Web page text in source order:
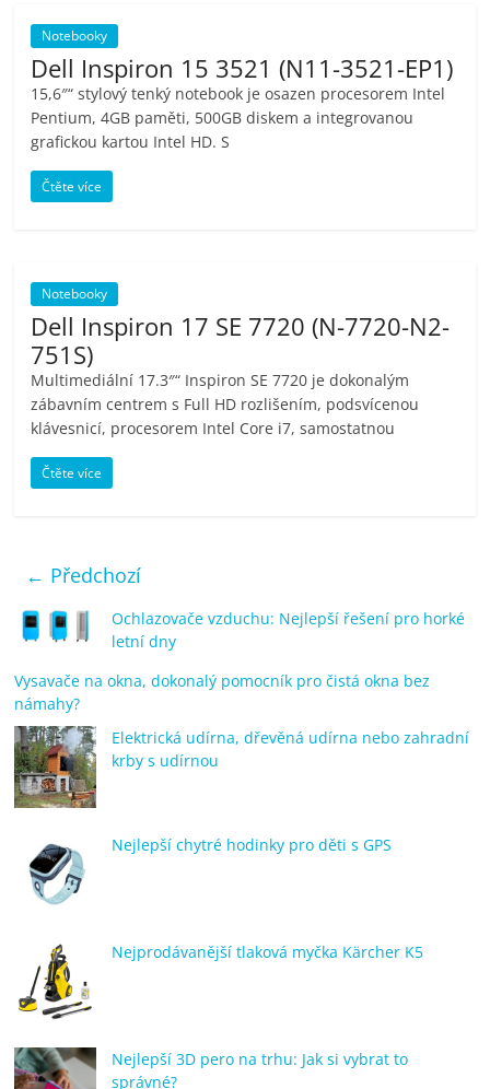
Notebooky
Dell Inspiron 15 3521 (N11-3521-EP1)
15,6″“ stylový tenký notebook je osazen procesorem Intel
Pentium, 4GB paměti, 500GB diskem a integrovanou
grafickou kartou Intel HD. S
Čtěte více
Notebooky
Dell Inspiron 17 SE 7720 (N-7720-N2-
751S)
Multimediální 17.3″“ Inspiron SE 7720 je dokonalým
zábavním centrem s Full HD rozlišením, podsvícenou
klávesnicí, procesorem Intel Core i7, samostatnou
Čtěte více
← Předchozí
Ochlazovače vzduchu: Nejlepší řešení pro horké
letní dny
Vysavače na okna, dokonalý pomocník pro čistá okna bez
námahy?
Elektrická udírna, dřevěná udírna nebo zahradní
krby s udírnou
Nejlepší chytré hodinky pro děti s GPS
Nejprodávanější tlaková myčka Kärcher K5
Nejlepší 3D pero na trhu: Jak si vybrat to
správné?